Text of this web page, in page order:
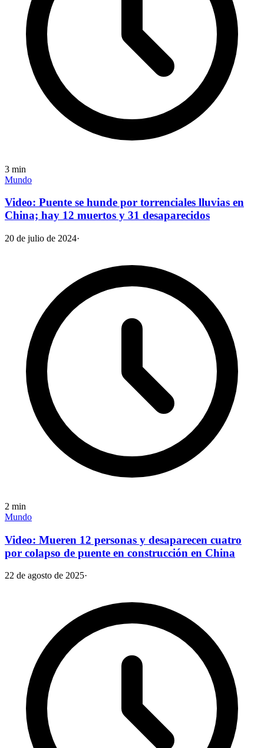
3 min
Mundo
Video: Puente se hunde por torrenciales lluvias en
China; hay 12 muertos y 31 desaparecidos
20 de julio de 2024·
2 min
Mundo
Video: Mueren 12 personas y desaparecen cuatro
por colapso de puente en construcción en China
22 de agosto de 2025·